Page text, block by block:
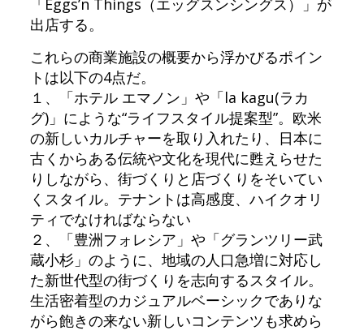
出店する。
これらの商業施設の概要から浮かびるポイン
トは以下の4点だ。
１、「ホテル エマノン」や「la kagu(ラカ
グ)」にような“ライフスタイル提案型”。欧米
の新しいカルチャーを取り入れたり、日本に
古くからある伝統や文化を現代に甦えらせた
りしながら、街づくりと店づくりをそいてい
くスタイル。テナントは高感度、ハイクオリ
ティでなければならない
２、「豊洲フォレシア」や「グランツリー武
蔵小杉」のように、地域の人口急増に対応し
た新世代型の街づくりを志向するスタイル。
生活密着型のカジュアルベーシックでありな
がら飽きの来ない新しいコンテンツも求めら